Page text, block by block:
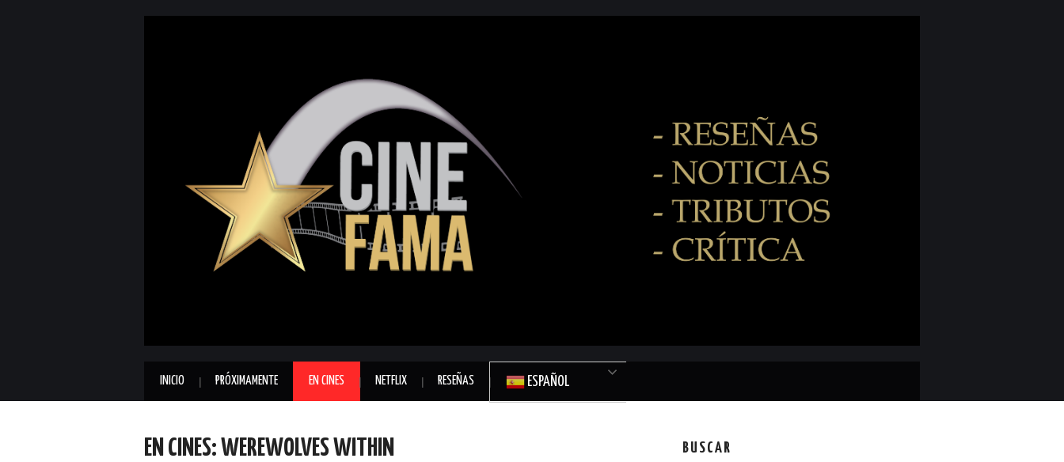
INICIO PRÓXIMAMENTE EN CINES NETFLIX RESEÑAS ESPAÑOL
EN CINES: WEREWOLVES WITHIN BUSCAR